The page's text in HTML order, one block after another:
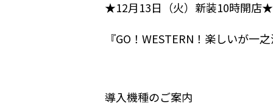
★12月13日（火）新装10時開店★
『GO！WESTERN！楽しいが一之
導入機種のご案内